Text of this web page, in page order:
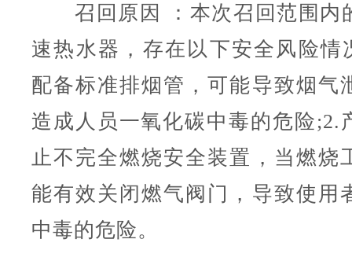
召回原因 ：本次召回范围内
速热水器，存在以下安全风险情
配备标准排烟管，可能导致烟气
造成人员一氧化碳中毒的危险;2.
止不完全燃烧安全装置，当燃烧
能有效关闭燃气阀门，导致使用
中毒的危险。